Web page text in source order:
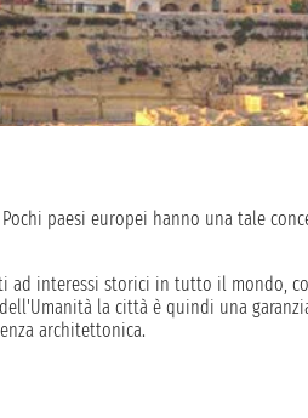
paesi europei hanno una tale
ad interessi storici in tutto il mondo,
la città è quindi una
architettonica.